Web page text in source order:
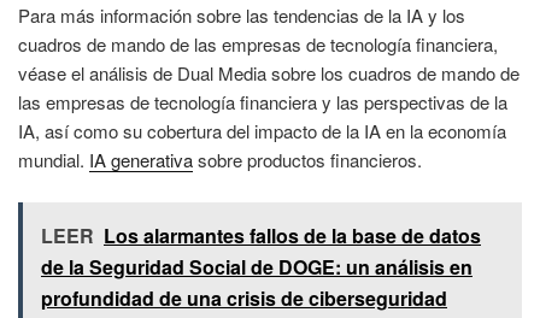
Para más información sobre las tendencias de la IA y los
cuadros de mando de las empresas de tecnología financiera,
véase el análisis de Dual Media sobre los cuadros de mando de
las empresas de tecnología financiera y las perspectivas de la
IA, así como su cobertura del impacto de la IA en la economía
mundial. IA generativasobre productos financieros.
LEER Los alarmantes fallos de la base de datos
de la Seguridad Social de DOGE: un análisis en
profundidad de una crisis de ciberseguridad